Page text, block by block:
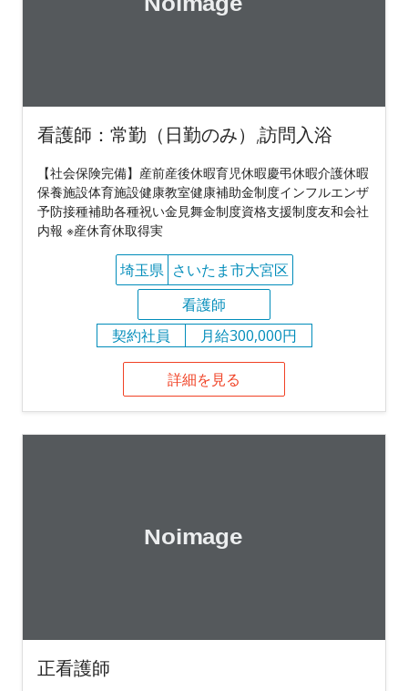
看護師：常勤（日勤のみ）,訪問入浴
【社会保険完備】産前産後休暇育児休暇慶弔休暇介護休暇
保養施設体育施設健康教室健康補助金制度インフルエンザ
予防接種補助各種祝い金見舞金制度資格支援制度友和会社
内報 ※産休育休取得実
埼玉県 さいたま市大宮区
看護師
契約社員
月給300,000円
詳細を見る
正看護師